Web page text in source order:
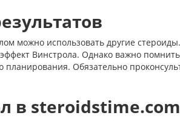
можно использовать другие стероиды.
Винстрола. Однако важно
Обязательно
в steroidstime.com